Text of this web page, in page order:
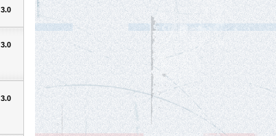
3.0
3.0
3.0